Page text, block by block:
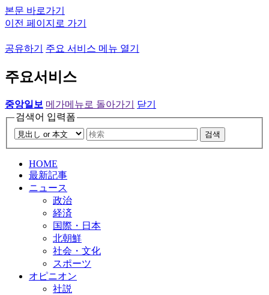
본문 바로가기
이전 페이지로 가기
공유하기 주요 서비스 메뉴 열기
주요서비스
중앙일보 메가메뉴로 돌아가기
닫기
검색어 입력폼
검색
HOME
最新記事
ニュース
政治
経済
国際・日本
北朝鮮
社会・文化
スポーツ
オピニオン
社説